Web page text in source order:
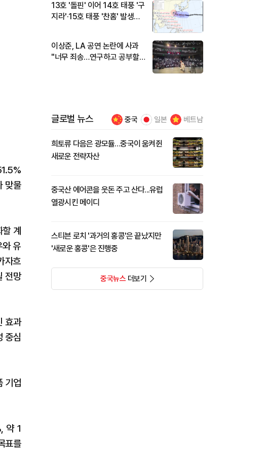
맞물
계
와 유
자흐
전망
효과
중심
기업
약 1
표를
13호 '돌핀' 이어 14호 태풍 '구
지라'·15호 태풍 '찬홈' 발생…
이상준, LA 공연 논란에 사과
"너무 죄송…연구하고 공부할
글로벌 뉴스 중국 일본 베트남
희토류 다음은 광모듈…중국이 움켜쥔
새로운 전략자산
중국산 에어콘을 웃돈 주고 산다...유럽
열광시킨 메이디
스티븐 로치 '과거의 홍콩'은 끝났지만
'새로운 홍콩'은 진행중
중국뉴스더보기